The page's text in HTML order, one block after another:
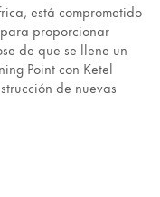
está comprometido
proporcionar
de que se llene un
Point con Ketel
de nuevas